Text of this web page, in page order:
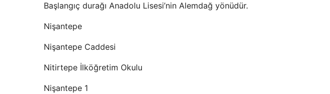
Başlangıç ​​durağı Anadolu Lisesi’nin Alemdağ yönüdür.
Nişantepe
Nişantepe Caddesi
Nitirtepe İlköğretim Okulu
Nişantepe 1